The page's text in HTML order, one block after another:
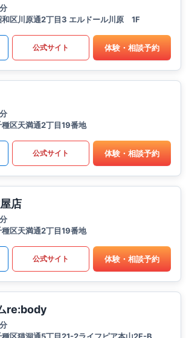
和区川原通2丁目3 エルドール川原 1F
公式サイト 体験・相談予約
区天満通2丁目19番地
公式サイト 体験・相談予約
店
区天満通2丁目19番地
公式サイト 体験・相談予約
re:body